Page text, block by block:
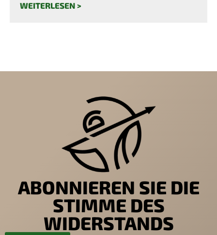
WEITERLESEN >
ABONNIEREN SIE DIE
STIMME DES
WIDERSTANDS